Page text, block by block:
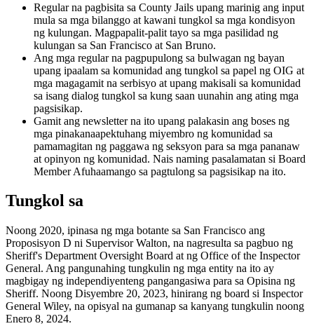
Regular na pagbisita sa County Jails upang marinig ang input
mula sa mga bilanggo at kawani tungkol sa mga kondisyon
ng kulungan. Magpapalit-palit tayo sa mga pasilidad ng
kulungan sa San Francisco at San Bruno.
Ang mga regular na pagpupulong sa bulwagan ng bayan
upang ipaalam sa komunidad ang tungkol sa papel ng OIG at
mga magagamit na serbisyo at upang makisali sa komunidad
sa isang dialog tungkol sa kung saan uunahin ang ating mga
pagsisikap.
Gamit ang newsletter na ito upang palakasin ang boses ng
mga pinakanaapektuhang miyembro ng komunidad sa
pamamagitan ng paggawa ng seksyon para sa mga pananaw
at opinyon ng komunidad. Nais naming pasalamatan si Board
Member Afuhaamango sa pagtulong sa pagsisikap na ito.
Tungkol sa
Noong 2020, ipinasa ng mga botante sa San Francisco ang
Proposisyon D ni Supervisor Walton, na nagresulta sa pagbuo ng
Sheriff's Department Oversight Board at ng Office of the Inspector
General. Ang pangunahing tungkulin ng mga entity na ito ay
magbigay ng independiyenteng pangangasiwa para sa Opisina ng
Sheriff. Noong Disyembre 20, 2023, hinirang ng board si Inspector
General Wiley, na opisyal na gumanap sa kanyang tungkulin noong
Enero 8, 2024.